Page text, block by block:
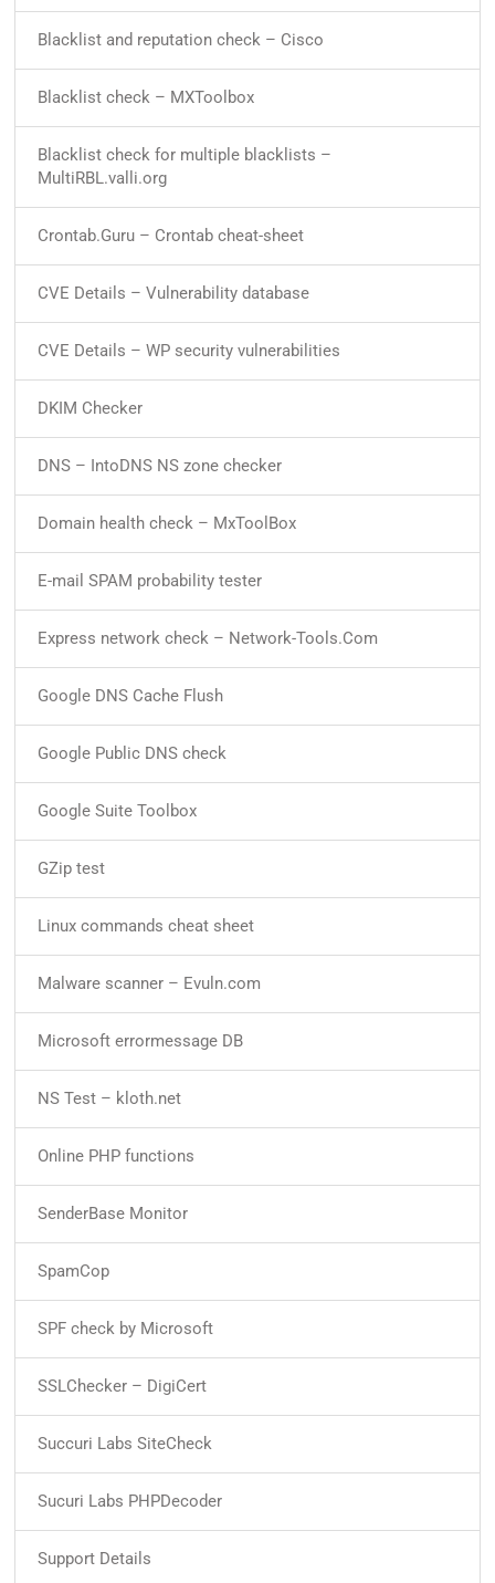
Blacklist and reputation check – Cisco
Blacklist check – MXToolbox
Blacklist check for multiple blacklists –
MultiRBL.valli.org
Crontab.Guru – Crontab cheat-sheet
CVE Details – Vulnerability database
CVE Details – WP security vulnerabilities
DKIM Checker
DNS – IntoDNS NS zone checker
Domain health check – MxToolBox
E-mail SPAM probability tester
Express network check – Network-Tools.Com
Google DNS Cache Flush
Google Public DNS check
Google Suite Toolbox
GZip test
Linux commands cheat sheet
Malware scanner – Evuln.com
Microsoft errormessage DB
NS Test – kloth.net
Online PHP functions
SenderBase Monitor
SpamCop
SPF check by Microsoft
SSLChecker – DigiCert
Succuri Labs SiteCheck
Sucuri Labs PHPDecoder
Support Details